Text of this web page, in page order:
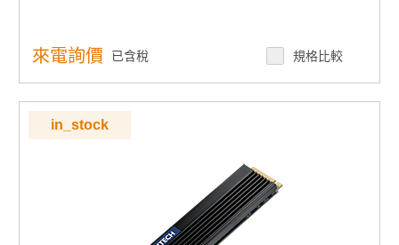
來電詢價 已含稅 規格比較
in_stock